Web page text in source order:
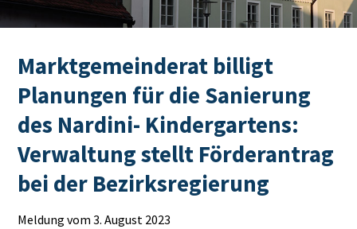
Marktgemeinderat billigt
Planungen für die Sanierung
des Nardini- Kindergartens:
Verwaltung stellt Förderantrag
bei der Bezirksregierung
Meldung vom 3. August 2023